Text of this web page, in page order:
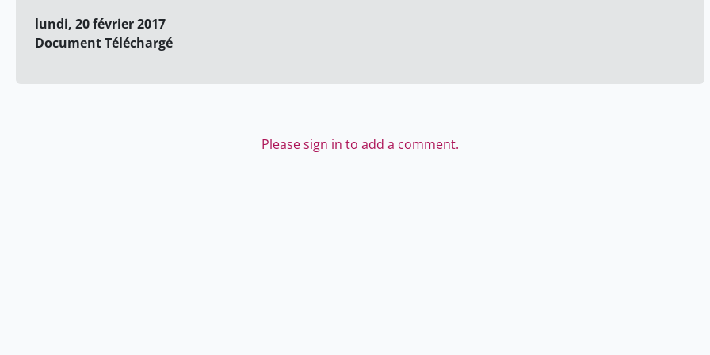
lundi, 20 février 2017
Document Téléchargé
Please sign in to add a comment.